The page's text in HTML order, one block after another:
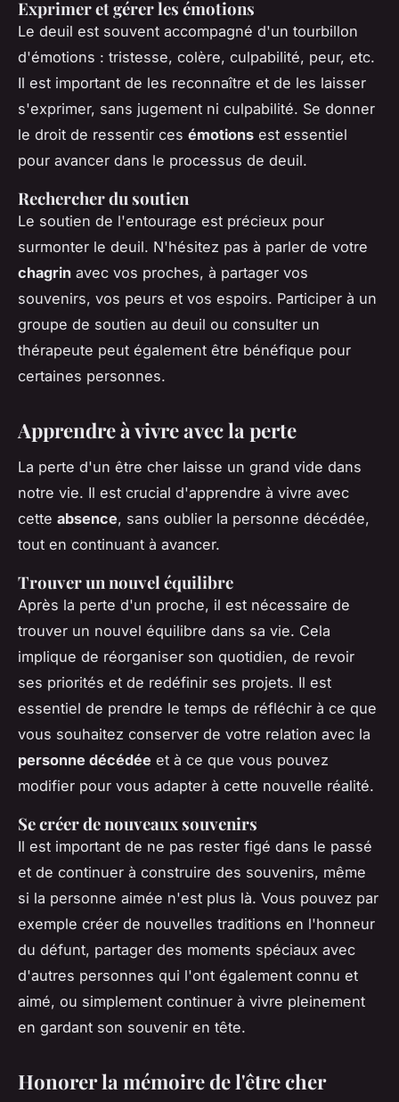
Exprimer et gérer les émotions
Le deuil est souvent accompagné d'un tourbillon
d'émotions : tristesse, colère, culpabilité, peur, etc.
Il est important de les reconnaître et de les laisser
s'exprimer, sans jugement ni culpabilité. Se donner
le droit de ressentir ces émotions est essentiel
pour avancer dans le processus de deuil.
Rechercher du soutien
Le soutien de l'entourage est précieux pour
surmonter le deuil. N'hésitez pas à parler de votre
chagrin avec vos proches, à partager vos
souvenirs, vos peurs et vos espoirs. Participer à un
groupe de soutien au deuil ou consulter un
thérapeute peut également être bénéfique pour
certaines personnes.
Apprendre à vivre avec la perte
La perte d'un être cher laisse un grand vide dans
notre vie. Il est crucial d'apprendre à vivre avec
cette absence, sans oublier la personne décédée,
tout en continuant à avancer.
Trouver un nouvel équilibre
Après la perte d'un proche, il est nécessaire de
trouver un nouvel équilibre dans sa vie. Cela
implique de réorganiser son quotidien, de revoir
ses priorités et de redéfinir ses projets. Il est
essentiel de prendre le temps de réfléchir à ce que
vous souhaitez conserver de votre relation avec la
personne décédée et à ce que vous pouvez
modifier pour vous adapter à cette nouvelle réalité.
Se créer de nouveaux souvenirs
Il est important de ne pas rester figé dans le passé
et de continuer à construire des souvenirs, même
si la personne aimée n'est plus là. Vous pouvez par
exemple créer de nouvelles traditions en l'honneur
du défunt, partager des moments spéciaux avec
d'autres personnes qui l'ont également connu et
aimé, ou simplement continuer à vivre pleinement
en gardant son souvenir en tête.
Honorer la mémoire de l'être cher